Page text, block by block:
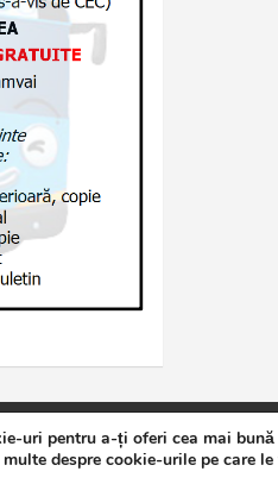
de confidențialitate Theme
uri pentru a-ți oferi cea mai
despre cookie-urile pe care